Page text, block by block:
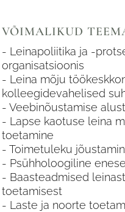
VÕIMALIKUD
- Leinapoliitika ja -
organisatsioonis
- Leina mõju
kolleegidevahelised
- Veebinõustamise
- Lapse kaotuse leina
toetamine
- Toimetuleku
- Psühholoogiline
- Baasteadmised
toetamisest
- Laste ja noorte